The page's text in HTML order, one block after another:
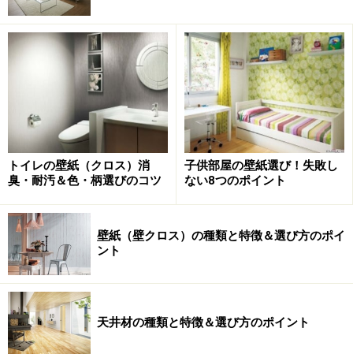
トイレの壁紙（クロス）消
臭・耐汚＆色・柄選びのコツ
子供部屋の壁紙選び！失敗し
ない8つのポイント
壁紙（壁クロス）の種類と特徴＆選び方のポイ
ント
天井材の種類と特徴＆選び方のポイント